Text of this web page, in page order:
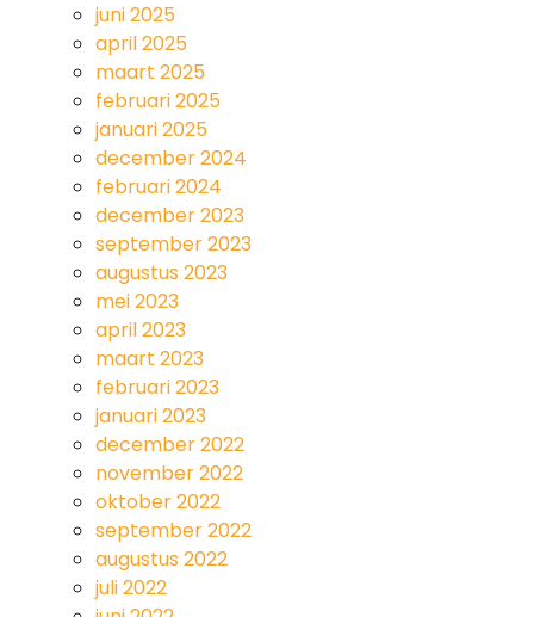
juni 2025
april 2025
maart 2025
februari 2025
januari 2025
december 2024
februari 2024
december 2023
september 2023
augustus 2023
mei 2023
april 2023
maart 2023
februari 2023
januari 2023
december 2022
november 2022
oktober 2022
september 2022
augustus 2022
juli 2022